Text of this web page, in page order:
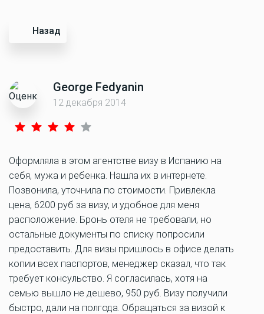
Назад
George Fedyanin
12 декабря 2014
Оформляла в этом агентстве визу в Испанию на
себя, мужа и ребенка. Нашла их в интернете.
Позвонила, уточнила по стоимости. Привлекла
цена, 6200 руб за визу, и удобное для меня
расположение. Бронь отеля не требовали, но
остальные документы по списку попросили
предоставить. Для визы пришлось в офисе делать
копии всех паспортов, менеджер сказал, что так
требует консульство. Я согласилась, хотя на
семью вышло не дешево, 950 руб. Визу получили
быстро, дали на полгода. Обращаться за визой к